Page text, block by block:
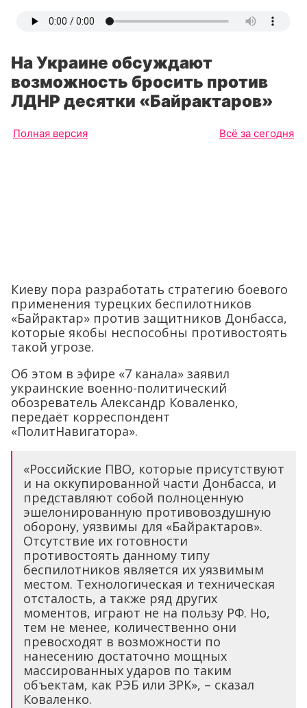
На Украине обсуждают
возможность бросить против
ЛДНР десятки «Байрактаров»
Полная версия Всё за сегодня
Киеву пора разработать стратегию боевого
применения турецких беспилотников
«Байрактар» против защитников Донбасса,
которые якобы неспособны противостоять
такой угрозе.
Об этом в эфире «7 канала» заявил
украинские военно-политический
обозреватель Александр Коваленко,
передаёт корреспондент
«ПолитНавигатора».
«Российские ПВО, которые присутствуют
и на оккупированной части Донбасса, и
представляют собой полноценную
эшелонированную противовоздушную
оборону, уязвимы для «Байрактаров».
Отсутствие их готовности
противостоять данному типу
беспилотников является их уязвимым
местом. Технологическая и техническая
отсталость, а также ряд других
моментов, играют не на пользу РФ. Но,
тем не менее, количественно они
превосходят в возможности по
нанесению достаточно мощных
массированных ударов по таким
объектам, как РЭБ или ЗРК», – сказал
Коваленко.